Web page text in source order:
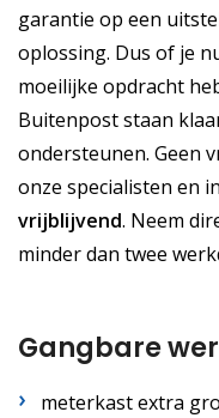
garantie op een
oplossing. Dus of je
moeilijke opdracht
Buitenpost staan
ondersteunen. Geen
onze specialisten en
vrijblijvend. Neem
minder dan twee
Gangbare
meterkast extra